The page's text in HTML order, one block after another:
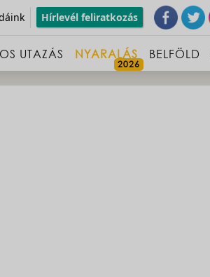
Hírlevél feliratkozás
UTAZÁS NYARALÁS BELFÖLD